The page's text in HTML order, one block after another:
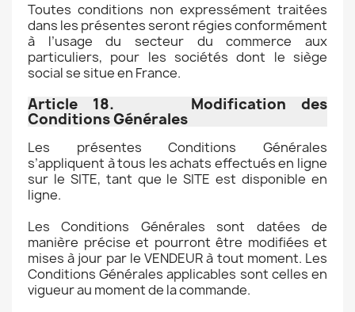
Toutes conditions non expressément traitées
dans les présentes seront régies conformément
à l’usage du secteur du commerce aux
particuliers, pour les sociétés dont le siège
social se situe en France.
Article 18. Modification des
Conditions Générales
Les présentes Conditions Générales
s’appliquent à tous les achats effectués en ligne
sur le SITE, tant que le SITE est disponible en
ligne.
Les Conditions Générales sont datées de
manière précise et pourront être modifiées et
mises à jour par le VENDEUR à tout moment. Les
Conditions Générales applicables sont celles en
vigueur au moment de la commande.